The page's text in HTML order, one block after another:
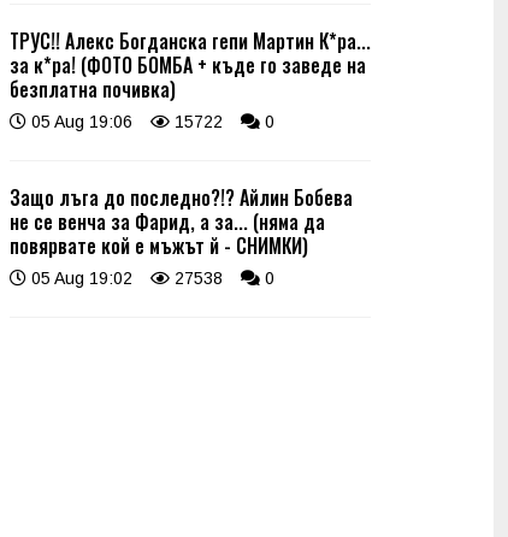
ТРУС!! Алекс Богданска гепи Мартин К*ра...
за к*ра! (ФОТО БОМБА + къде го заведе на
безплатна почивка)
05 Aug 19:06 15722 0
Защо лъга до последно?!? Айлин Бобева
не се венча за Фарид, а за... (няма да
повярвате кой е мъжът й - СНИМКИ)
05 Aug 19:02 27538 0